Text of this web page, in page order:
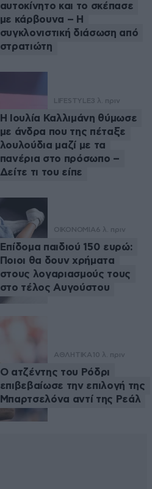
αυτοκίνητο και το σκέπασε
με κάρβουνα – Η
συγκλονιστική διάσωση από
στρατιώτη
LIFESTYLE3 λ. πριν
Η Ιουλία Καλλιμάνη θύμωσε
με άνδρα που της πέταξε
λουλούδια μαζί με τα
πανέρια στο πρόσωπο –
Δείτε τι του είπε
ΟΙΚΟΝΟΜΙΑ6 λ. πριν
Επίδομα παιδιού 150 ευρώ:
Ποιοι θα δουν χρήματα
στους λογαριασμούς τους
στο τέλος Αυγούστου
ΑΘΛΗΤΙΚΑ 10 λ. πριν
Ο ατζέντης του Ρόδρι
επιβεβαίωσε την επιλογή της
Μπαρτσελόνα αντί της Ρεάλ